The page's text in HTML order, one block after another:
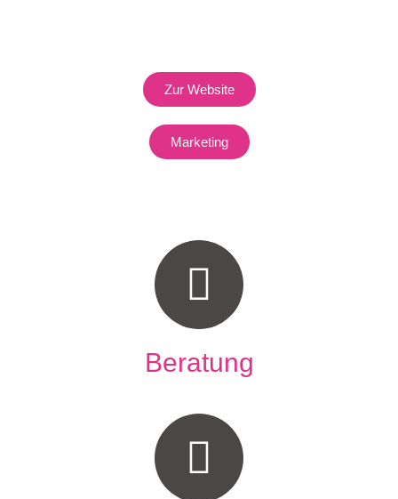
Zur Website
Marketing
Beratung